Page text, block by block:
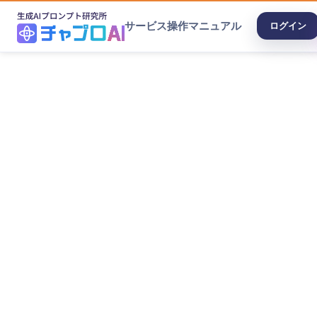
サービス操作マニュアル ログイン